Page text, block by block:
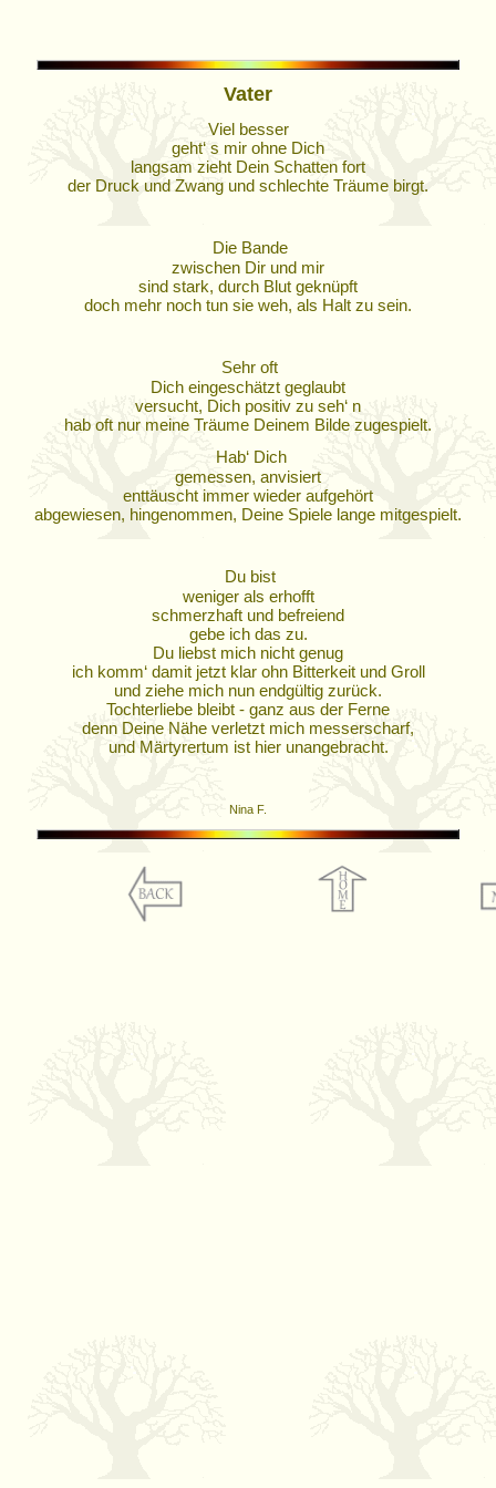
Vater
Viel besser
geht‘ s mir ohne Dich
langsam zieht Dein Schatten fort
der Druck und Zwang und schlechte Träume birgt.
Die Bande
zwischen Dir und mir
sind stark, durch Blut geknüpft
doch mehr noch tun sie weh, als Halt zu sein.
Sehr oft
Dich eingeschätzt geglaubt
versucht, Dich positiv zu seh‘ n
hab oft nur meine Träume Deinem Bilde zugespielt.
Hab‘ Dich
gemessen, anvisiert
enttäuscht immer wieder aufgehört
abgewiesen, hingenommen, Deine Spiele lange mitgespielt.
Du bist
weniger als erhofft
schmerzhaft und befreiend
gebe ich das zu.
Du liebst mich nicht genug
ich komm‘ damit jetzt klar ohn Bitterkeit und Groll
und ziehe mich nun endgültig zurück.
Tochterliebe bleibt - ganz aus der Ferne
denn Deine Nähe verletzt mich messerscharf,
und Märtyrertum ist hier unangebracht.
Nina F.